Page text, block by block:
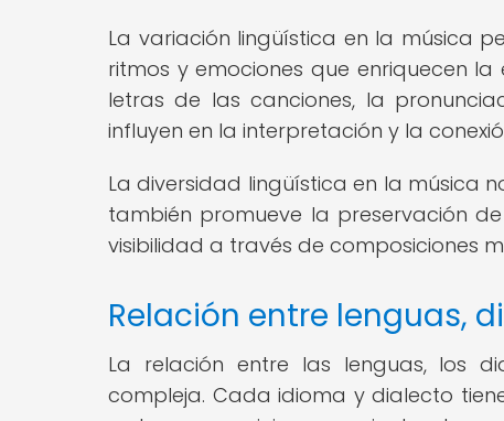
La variación lingüística en la música
ritmos y emociones que enriquecen
letras de las canciones, la
influyen en la interpretación y la
La diversidad lingüística en la música
también promueve la preservación
visibilidad a través de composiciones
Relación entre lenguas,
La relación entre las lenguas, los
compleja. Cada idioma y dialecto